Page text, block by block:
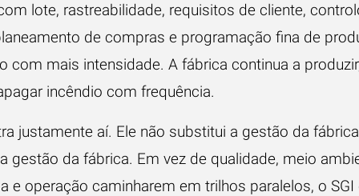
lote, rastreabilidade, requisitos de cliente,
de compras e programação fina de
com mais intensidade. A fábrica continua a
incêndio com frequência.
justamente aí. Ele não substitui a gestão da
gestão da fábrica. Em vez de qualidade, meio
e operação caminharem em trilhos paralelos, o SGI